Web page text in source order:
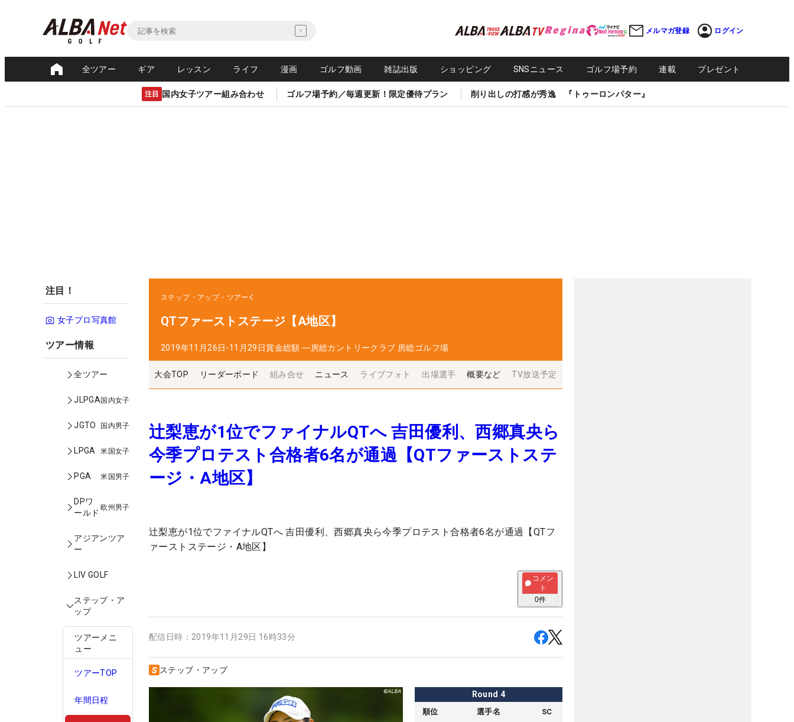
メルマガ登録 ログイン
全ツアー ギア レッスン ライフ 漫画 ゴルフ動画 雑誌出版 ショッピング SNSニュース ゴルフ場予約 連載 プレゼント
注目 国内女子ツアー組み合わせ ゴルフ場予約／毎週更新！限定優待プラン 削り出しの打感が秀逸 『トゥーロンパター』
注目！
女子プロ写真館
ツアー情報
全ツアー
JLPGA国内女子
JGTO 国内男子
LPGA 米国女子
PGA 米国男子
DPワ
ールド
欧州男子
アジアンツア
ー
LIV GOLF
ステップ・ア
ップ
ツアーメニ
ュー
ツアーTOP
年間日程
ステップ・アップ・ツアー
QTファーストステージ【A地区】
2019年11月26日-11月29日賞金総額 ―房総カントリークラブ 房総ゴルフ場
大会TOP リーダーボード 組み合せ ニュース ライブフォト 出場選手 概要など TV放送予定
辻梨恵が1位でファイナルQTへ 吉田優利、西郷真央ら
今季プロテスト合格者6名が通過【QTファーストステ
ージ・A地区】
辻梨恵が1位でファイナルQTへ 吉田優利、西郷真央ら今季プロテスト合格者6名が通過【QTフ
ァーストステージ・A地区】
コメン
ト
0件
配信日時： 2019年11月29日 16時33分
ステップ・アップ
Round 4
順位 選手名 SC